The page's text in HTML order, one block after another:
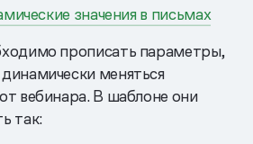
значения в письмах
прописать параметры,
меняться
вебинара. В шаблоне они
так: